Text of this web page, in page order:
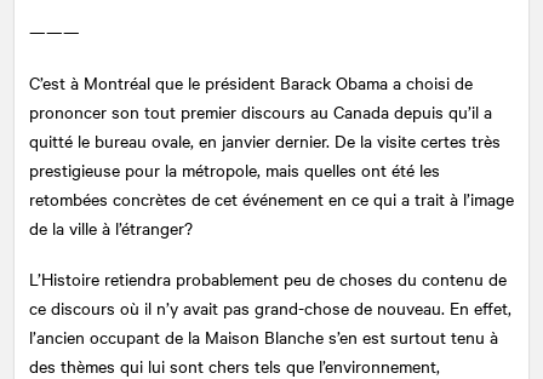
———
C’est à Montréal que le président Barack Obama a choisi de
prononcer son tout premier discours au Canada depuis qu’il a
quitté le bureau ovale, en janvier dernier. De la visite certes très
prestigieuse pour la métropole, mais quelles ont été les
retombées concrètes de cet événement en ce qui a trait à l’image
de la ville à l’étranger?
L’Histoire retiendra probablement peu de choses du contenu de
ce discours où il n’y avait pas grand-chose de nouveau. En effet,
l’ancien occupant de la Maison Blanche s’en est surtout tenu à
des thèmes qui lui sont chers tels que l’environnement,